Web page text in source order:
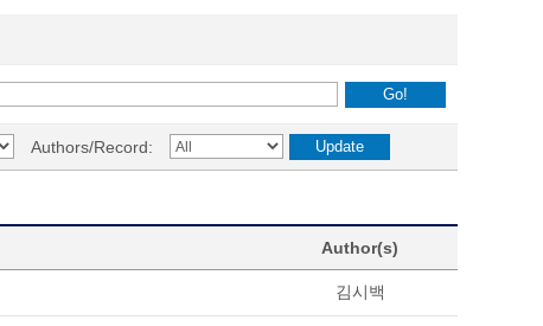
Authors/Record:
Author(s)
김시백